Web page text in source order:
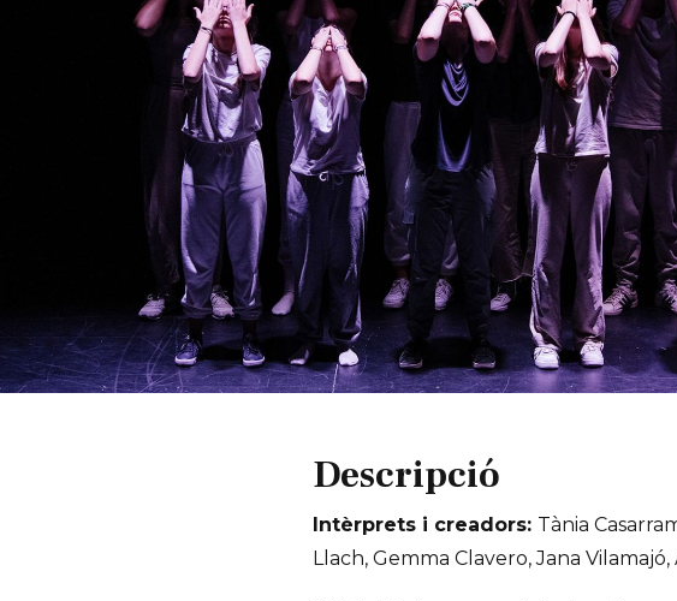
Descripció
Intèrprets i creadors: Tània
Llach, Gemma Clavero, Jana